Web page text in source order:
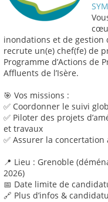
inondations et de gestion
recrute un(e) chef(fe) de
Programme d’Actions de
Affluents de l’Isère.
🎯 Vos missions :
✅ Coordonner le suivi
✅ Piloter des projets
et travaux
✅ Assurer la
📍 Lieu : Grenoble
2026)
📅 Date limite de
🔗 Plus d’infos &